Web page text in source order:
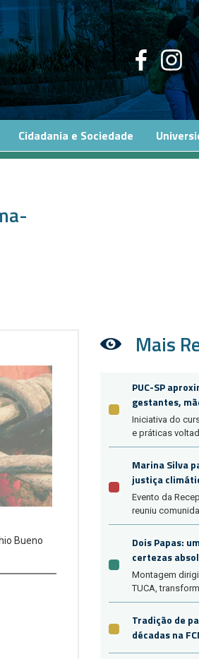
Cidadania e Sociedade
Bueno
Mais
PUC-SP
gestantes,
Iniciativa do
e práticas
Marina Silva
justiça
Evento da
reuniu
Dois Papas:
certezas
Montagem
TUCA,
Tradição de
décadas na